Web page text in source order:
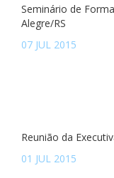
Seminário de
Alegre/RS
07 JUL 2015
Reunião da
01 JUL 2015